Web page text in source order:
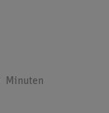
Minuten